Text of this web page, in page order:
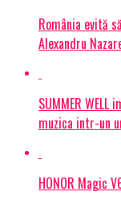
România evită
Alexandru
SUMMER
muzica intr-un
HONOR Magic